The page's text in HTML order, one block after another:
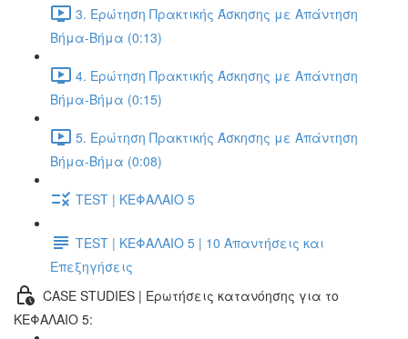
3. Ερώτηση Πρακτικής Άσκησης με Απάντηση
Βήμα-Βήμα (0:13)
4. Ερώτηση Πρακτικής Άσκησης με Απάντηση
Βήμα-Βήμα (0:15)
5. Ερώτηση Πρακτικής Άσκησης με Απάντηση
Βήμα-Βήμα (0:08)
TEST | ΚΕΦΑΛΑΙΟ 5
TEST | ΚΕΦΑΛΑΙΟ 5 | 10 Απαντήσεις και
Επεξηγήσεις
CASE STUDIES | Ερωτήσεις κατανόησης για το
ΚΕΦΑΛΑΙΟ 5: